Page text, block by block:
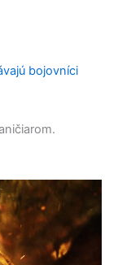
bojovníci